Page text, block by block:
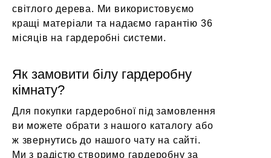
світлого дерева. Ми використовуємо
кращі матеріали та надаємо гарантію 36
місяців на гардеробні системи.
Як замовити білу гардеробну
кімнату?
Для покупки гардеробної під замовлення
ви можете обрати з нашого каталогу або
ж звернутись до нашого чату на сайті.
Ми з радістю створимо гардеробну за